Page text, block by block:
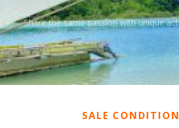
Share the same passion with unique
SALE